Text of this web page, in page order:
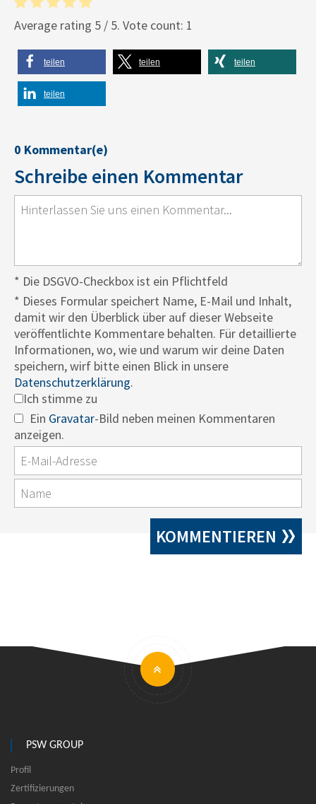
Average rating 5 / 5. Vote count: 1
teilen teilen teilen
teilen
0 Kommentar(e)
Schreibe einen Kommentar
* Die DSGVO-Checkbox ist ein Pflichtfeld
* Dieses Formular speichert Name, E-Mail und Inhalt,
damit wir den Überblick über auf dieser Webseite
veröffentlichte Kommentare behalten. Für detaillierte
Informationen, wo, wie und warum wir deine Daten
speichern, wirf bitte einen Blick in unsere
Datenschutzerklärung.
Ich stimme zu
Ein Gravatar-Bild neben meinen Kommentaren
anzeigen.